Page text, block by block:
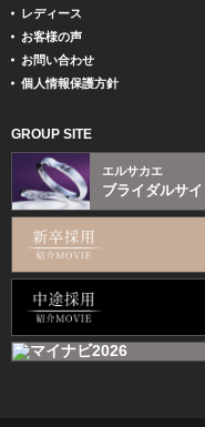
レディース
お客様の声
お問い合わせ
個人情報保護方針
GROUP SITE
エルサカエ
ブライダルサイ